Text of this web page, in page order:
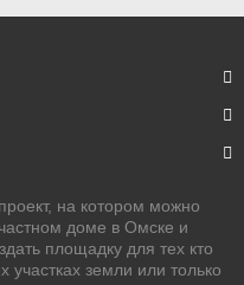
на котором можно
доме в Омске и
площадку для тех кто
участках земли или только